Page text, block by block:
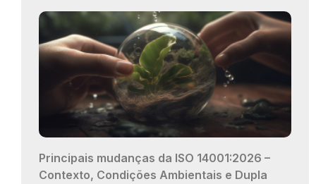
Principais mudanças da ISO 14001:2026 –
Contexto, Condições Ambientais e Dupla